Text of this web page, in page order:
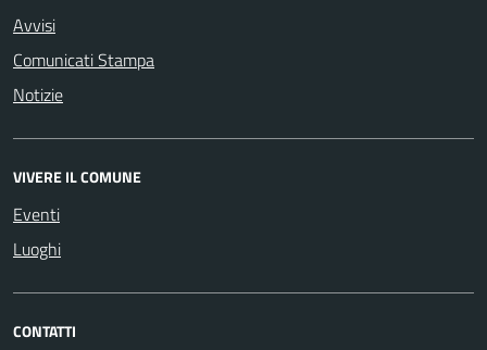
Avvisi
Comunicati Stampa
Notizie
VIVERE IL COMUNE
Eventi
Luoghi
CONTATTI